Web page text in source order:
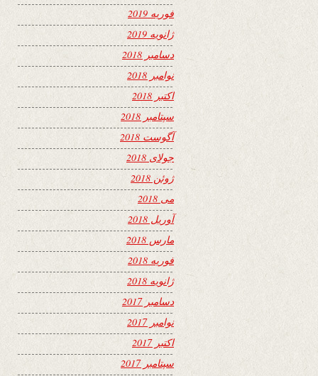
فوریه 2019
ژانویه 2019
دسامبر 2018
نوامبر 2018
اکتبر 2018
سپتامبر 2018
آگوست 2018
جولای 2018
ژوئن 2018
می 2018
آوریل 2018
مارس 2018
فوریه 2018
ژانویه 2018
دسامبر 2017
نوامبر 2017
اکتبر 2017
سپتامبر 2017